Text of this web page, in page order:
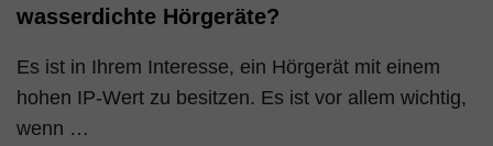
wasserdichte Hörgeräte?
Es ist in Ihrem Interesse, ein Hörgerät mit einem
hohen IP-Wert zu besitzen. Es ist vor allem wichtig,
wenn …